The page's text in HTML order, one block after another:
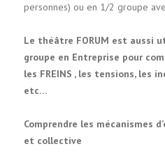
personnes) ou en 1/2 groupe
Le théâtre FORUM est aussi
groupe en Entreprise pour
les FREINS , les tensions, les
etc…
Comprendre les mécanismes
et collective